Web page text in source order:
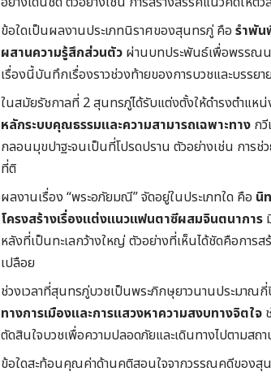
ข้อใดเป็นผลงานประเภทนิราศของสุนทรภู่ คือ รำพัน
ผสานความรู้สึกส่วนตัว ผ่านบทประพันธ์เพื่อพรรณน
เรื่องนี้บันทึกเรื่องราวช่วงท้ายของการบวชและบรรย
ในสมัยรัชกาลที่ 2 สุนทรภู่ได้รับแต่งตั้งให้ดำรงตำแหน่
หลักระบบคุณธรรมและความสามารถเฉพาะทาง ก
กลอนมุขปาฐะจนเป็นที่โปรดปราน ตัวอย่างเช่น การ
ที่ติ
ผลงานเรื่อง “พระอภัยมณี” จัดอยู่ในประเภทใด คือ นิ
โครงสร้างเรื่องแต่งแนวแฟนตาซีผสมจินตนาการ
หลังที่เป็นทะเลกว้างใหญ่ ตัวอย่างที่เห็นได้ชัดคือการ
เปลือย
ช่วงเวลาที่สุนทรภู่บวชเป็นพระภิกษุยาวนานประมาณ
ทางการเมืองและการแสวงหาความสงบทางจิตใจ
ตัดสินใจบวชเพื่อความปลอดภัยและเดินทางไปตามส
ข้อใดสะท้อนคุณค่าด้านคติสอนใจจากวรรณคดีของสุ